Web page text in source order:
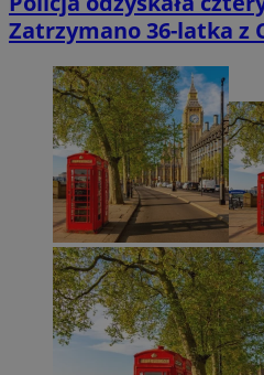
Zatrzymano 36-latka z